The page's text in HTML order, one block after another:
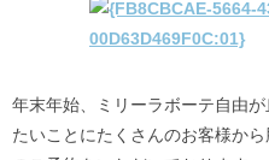
年末年始、ミリーラボーテ自由
たいことにたくさんのお客様か